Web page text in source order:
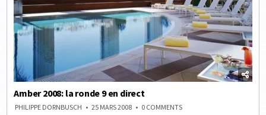
Amber 2008: la ronde 9 en direct
PHILIPPE DORNBUSCH 25 MARS 2008 0 COMMENTSON